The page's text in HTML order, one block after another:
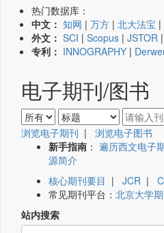
热门数据库：
中文： 知网 | 万方 | 北大法宝 |
外文： SCI | Scopus | JSTOR |
专利： INNOGRAPHY |
电子期刊/图书
浏览电子期刊 | 浏览电子图书
新手指南 ： 遍历西文电子
源简介
核心期刊要目 | JCR |
常见期刊平台： 北京大学
站内搜索